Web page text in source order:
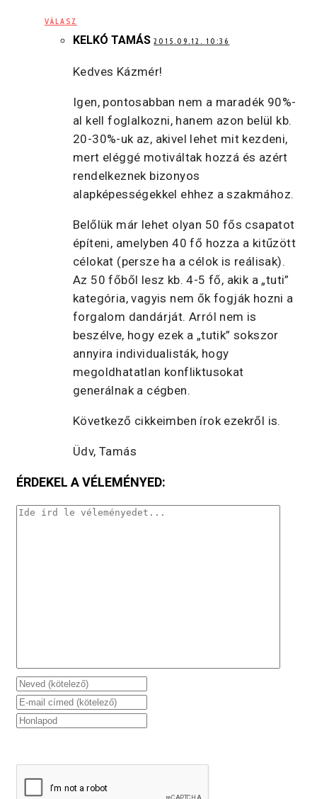
VÁLASZ
KELKÓ TAMÁS 2015.09.12. 10:36
Kedves Kázmér!
Igen, pontosabban nem a maradék 90%-
al kell foglalkozni, hanem azon belül kb.
20-30%-uk az, akivel lehet mit kezdeni,
mert eléggé motiváltak hozzá és azért
rendelkeznek bizonyos
alapképességekkel ehhez a szakmához.
Belőlük már lehet olyan 50 fős csapatot
építeni, amelyben 40 fő hozza a kitűzött
célokat (persze ha a célok is reálisak).
Az 50 főből lesz kb. 4-5 fő, akik a „tuti”
kategória, vagyis nem ők fogják hozni a
forgalom dandárját. Arról nem is
beszélve, hogy ezek a „tutik” sokszor
annyira individualisták, hogy
megoldhatatlan konfliktusokat
generálnak a cégben.
Következő cikkeimben írok ezekről is.
Üdv, Tamás
ÉRDEKEL A VÉLEMÉNYED: